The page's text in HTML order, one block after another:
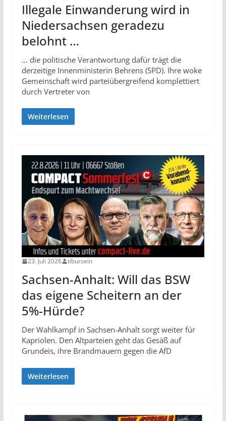
Illegale Einwanderung wird in
Niedersachsen geradezu
belohnt …
… die politische Verantwortung dafür trägt die
derzeitige Innenministerin Behrens (SPD). Ihre woke
Gemeinschaft wird parteiübergreifend komplettiert
durch Vertreter von
Weiterlesen
23. Juli 2026 tibursein
Sachsen-Anhalt: Will das BSW
das eigene Scheitern an der
5%-Hürde?
Der Wahlkampf in Sachsen-Anhalt sorgt weiter für
Kapriolen. Den Altparteien geht das Gesäß auf
Grundeis, ihre Brandmauern gegen die AfD
Weiterlesen